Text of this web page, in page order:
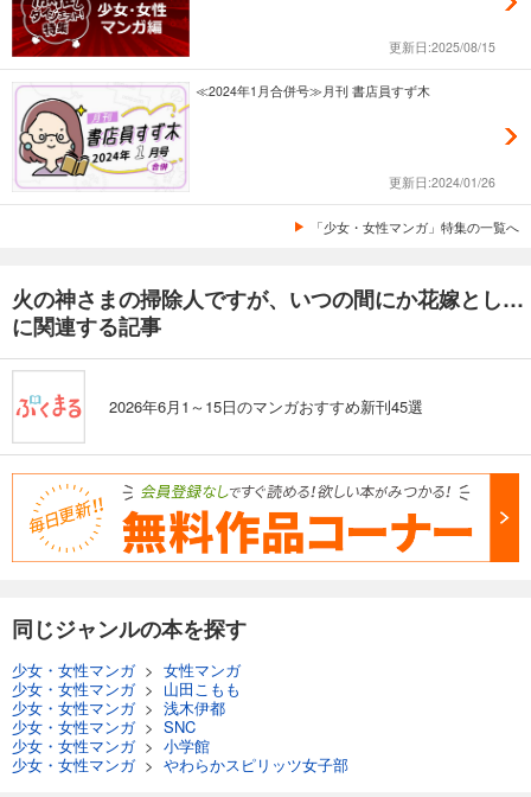
更新日:2025/08/15
≪2024年1月合併号≫月刊 書店員すず木
更新日:2024/01/26
「少女・女性マンガ」特集の一覧へ
火の神さまの掃除人ですが、いつの間にか花嫁として溺愛されています
に関連する記事
2026年6月1～15日のマンガおすすめ新刊45選
同じジャンルの本を探す
少女・女性マンガ> 女性マンガ
少女・女性マンガ> 山田こもも
少女・女性マンガ> 浅木伊都
少女・女性マンガ> SNC
少女・女性マンガ> 小学館
少女・女性マンガ> やわらかスピリッツ女子部